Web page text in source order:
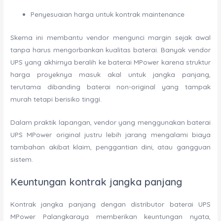
Penyesuaian harga untuk kontrak maintenance
Skema ini membantu vendor mengunci margin sejak awal
tanpa harus mengorbankan kualitas baterai. Banyak vendor
UPS yang akhirnya beralih ke baterai MPower karena struktur
harga proyeknya masuk akal untuk jangka panjang,
terutama dibanding baterai non-original yang tampak
murah tetapi berisiko tinggi.
Dalam praktik lapangan, vendor yang menggunakan baterai
UPS MPower original justru lebih jarang mengalami biaya
tambahan akibat klaim, penggantian dini, atau gangguan
sistem.
Keuntungan kontrak jangka panjang
Kontrak jangka panjang dengan distributor baterai UPS
MPower Palangkaraya memberikan keuntungan nyata,